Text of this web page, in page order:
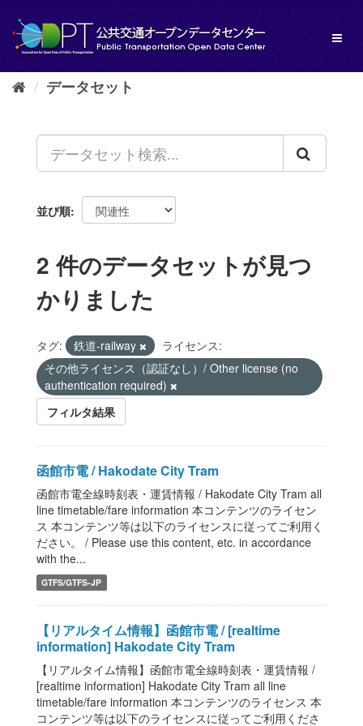
し
データセット
並び順
2 件のデータセットが見つ
かりました
タグ: 鉄道-railway
ライセンス:
その他ライセンス（認証なし）/ Other license (no
authentication required)
フィルタ結果
函館市電 / Hakodate City Tram
函館市電全線時刻表・運賃情報 / Hakodate City Tram all
line timetable/fare information 本コンテンツのライセン
ス 本コンテンツ等は以下のライセンスに従ってご利用く
ださい。 / Please use this content, etc. in accordance
with the...
GTFS/GTFS-JP
【リアルタイム情報】函館市電 / [realtime
information] Hakodate City Tram
【リアルタイム情報】函館市電全線時刻表・運賃情報 /
[realtime information] Hakodate City Tram all line
timetable/fare information 本コンテンツのライセンス 本
コンテンツ等は以下のライセンスに従ってご利用くださ